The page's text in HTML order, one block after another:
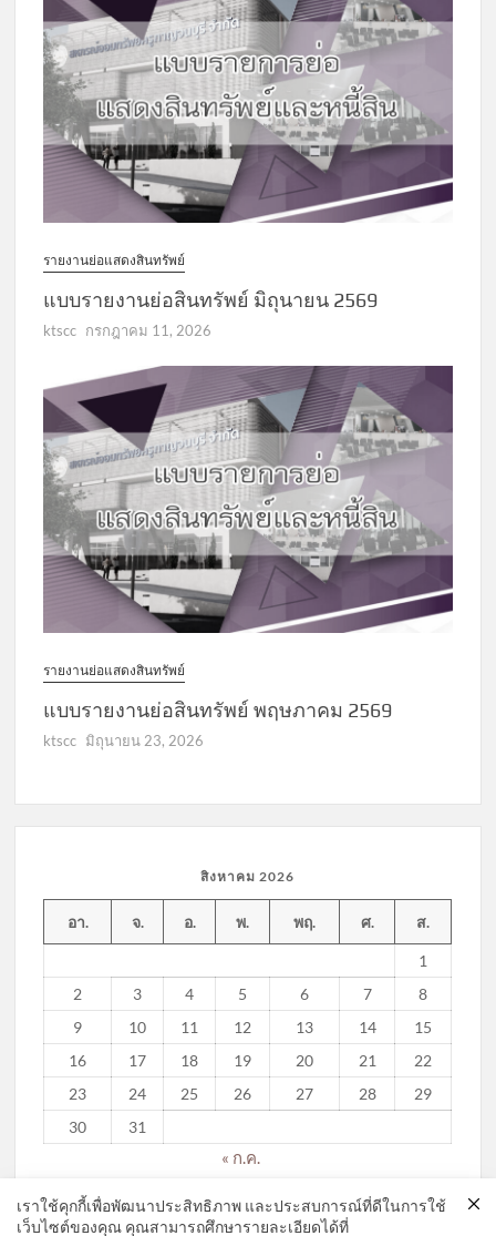
รายงานย่อแสดงสินทรัพย์
แบบรายงานย่อสินทรัพย์ มิถุนายน 2569
ktscc กรกฎาคม 11, 2026
รายงานย่อแสดงสินทรัพย์
แบบรายงานย่อสินทรัพย์ พฤษภาคม 2569
ktscc มิถุนายน 23, 2026
สิงหาคม 2026
อา. จ. อ. พ. พฤ. ศ. ส.
1
2
3 4 5 6 7
8
9
10 11 12 13 14
15
16
17 18 19 20 21
22
23
24 25 26 27 28
29
30
31
« ก.ค.
เราใช้คุกกี้เพื่อพัฒนาประสิทธิภาพ และประสบการณ์ที่ดีในการใช้
เว็บไซต์ของคุณ คุณสามารถศึกษารายละเอียดได้ที่